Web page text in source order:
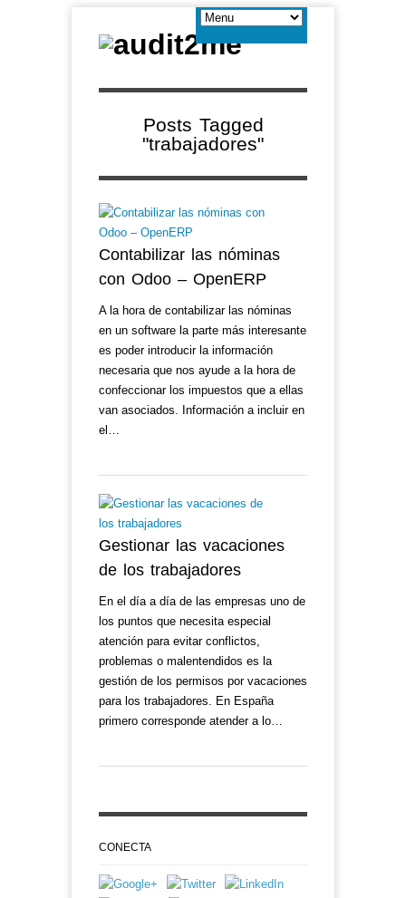
Posts Tagged
"trabajadores"
Contabilizar las nóminas
con Odoo – OpenERP
A la hora de contabilizar las nóminas
en un software la parte más interesante
es poder introducir la información
necesaria que nos ayude a la hora de
confeccionar los impuestos que a ellas
van asociados. Información a incluir en
el…
Gestionar las vacaciones
de los trabajadores
En el día a día de las empresas uno de
los puntos que necesita especial
atención para evitar conflictos,
problemas o malentendidos es la
gestión de los permisos por vacaciones
para los trabajadores. En España
primero corresponde atender a lo…
CONECTA